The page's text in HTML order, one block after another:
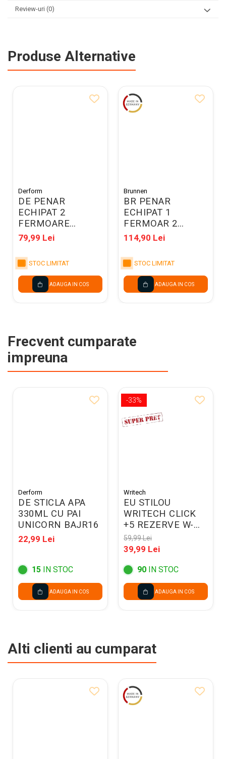
Review-uri (0)
Produse Alternative
Derform
DE PENAR
ECHIPAT 2
FERMOARE
CLEO&FRANK
SWEET HEART
PWDCF45
79,99 Lei
STOC LIMITAT
ADAUGA IN COS
Brunnen
BR PENAR
ECHIPAT 1
FERMOAR 2
EXTENSII
BRUNNEN
BUTTERFLY
4912016
114,90 Lei
STOC LIMITAT
ADAUGA IN COS
Frecvent cumparate
impreuna
Derform
DE STICLA APA
330ML CU PAI
UNICORN BAJR16
22,99 Lei
15 IN STOC
ADAUGA IN COS
-33%
Writech
EU STILOU
WRITECH CLICK
+5 REZERVE W-
784 ALBASTRU
260058/260055
59,99 Lei
39,99 Lei
90 IN STOC
ADAUGA IN COS
Alti clienti au cumparat